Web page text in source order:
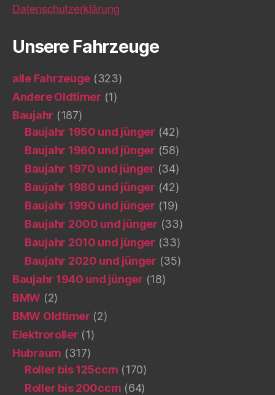
Datenschutzerklärung
Unsere Fahrzeuge
alle Fahrzeuge (323)
Andere Oldtimer (1)
Baujahr (187)
Baujahr 1950 und jünger (42)
Baujahr 1960 und jünger (58)
Baujahr 1970 und jünger (34)
Baujahr 1980 und jünger (42)
Baujahr 1990 und jünger (19)
Baujahr 2000 und jünger (33)
Baujahr 2010 und jünger (33)
Baujahr 2020 und jünger (35)
Baujahr 1940 und jünger (18)
BMW (2)
BMW Oldtimer (2)
Elektroroller (1)
Hubraum (317)
Roller bis 125ccm (170)
Roller bis 200ccm (64)